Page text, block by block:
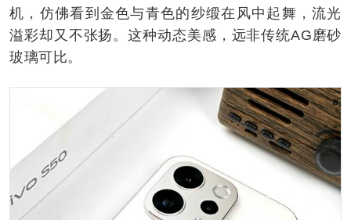
机，仿佛看到金色与青色的纱缎在风中起舞，流光
溢彩却又不张扬。这种动态美感，远非传统AG磨砂
玻璃可比。